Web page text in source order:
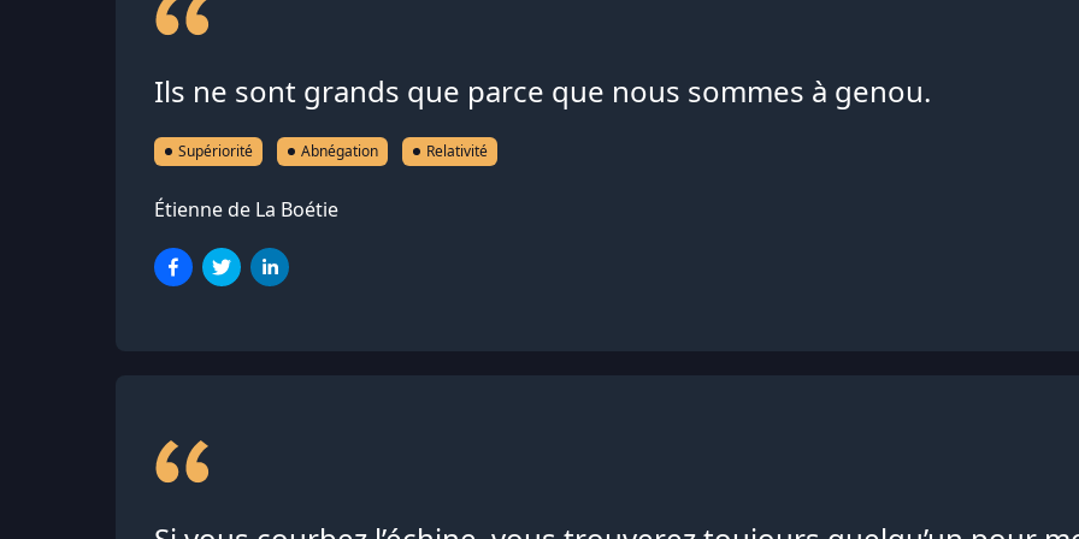
Ils ne sont grands que parce que nous sommes à genou.
Supériorité Abnégation Relativité
Étienne de La Boétie